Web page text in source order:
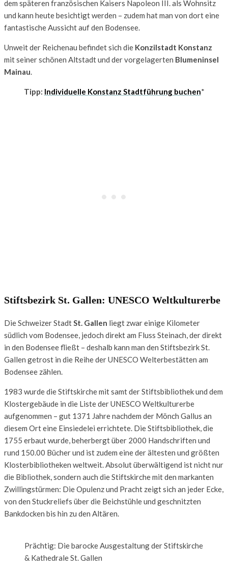
dem späteren französischen Kaisers Napoleon III. als Wohnsitz
und kann heute besichtigt werden – zudem hat man von dort eine
fantastische Aussicht auf den Bodensee.
Unweit der Reichenau befindet sich die Konzilstadt Konstanz
mit seiner schönen Altstadt und der vorgelagerten Blumeninsel
Mainau.
Tipp: Individuelle Konstanz Stadtführung buchen*
Stiftsbezirk St. Gallen: UNESCO Weltkulturerbe
Die Schweizer StadtSt. Gallen liegt zwar einige Kilometer
südlich vom Bodensee, jedoch direkt am Fluss Steinach, der direkt
in den Bodensee fließt – deshalb kann man den Stiftsbezirk St.
Gallen getrost in die Reihe der UNESCO Welterbestätten am
Bodensee zählen.
1983 wurde die Stiftskirche mit samt der Stiftsbibliothek und dem
Klostergebäude in die Liste der UNESCO Weltkulturerbe
aufgenommen – gut 1371 Jahre nachdem der Mönch Gallus an
diesem Ort eine Einsiedelei errichtete. Die Stiftsbibliothek, die
1755 erbaut wurde, beherbergt über 2000 Handschriften und
rund 150.00 Bücher und ist zudem eine der ältesten und größten
Klosterbibliotheken weltweit. Absolut überwältigend ist nicht nur
die Bibliothek, sondern auch die Stiftskirche mit den markanten
Zwillingstürmen: Die Opulenz und Pracht zeigt sich an jeder Ecke,
von den Stuckreliefs über die Beichstühle und geschnitzten
Bankdocken bis hin zu den Altären.
Prächtig: Die barocke Ausgestaltung der Stiftskirche
& Kathedrale St. Gallen